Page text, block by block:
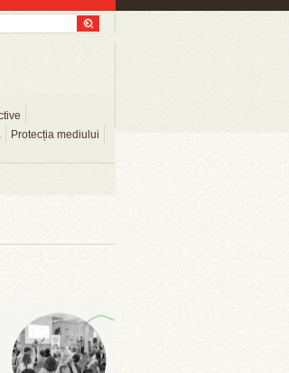
Protecția mediului